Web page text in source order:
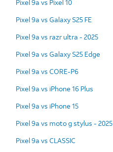
Pixel 9a vs Pixel 10
Pixel 9a vs Galaxy S25 FE
Pixel 9a vs razr ultra - 2025
Pixel 9a vs Galaxy S25 Edge
Pixel 9a vs CORE-P6
Pixel 9a vs iPhone 16 Plus
Pixel 9a vs iPhone 15
Pixel 9a vs moto g stylus - 2025
Pixel 9a vs CLASSIC